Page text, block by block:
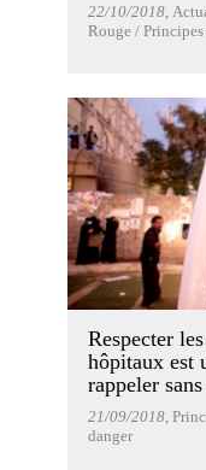
22/10/2018,
Rouge /
Respecter
hôpitaux est
rappeler sans
21/09/2018,
danger